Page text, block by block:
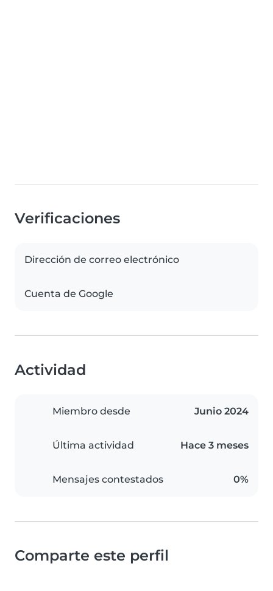
Verificaciones
Dirección de correo electrónico
Cuenta de Google
Actividad
Miembro desde Junio 2024
Última actividad Hace 3 meses
Mensajes contestados 0%
Comparte este perfil